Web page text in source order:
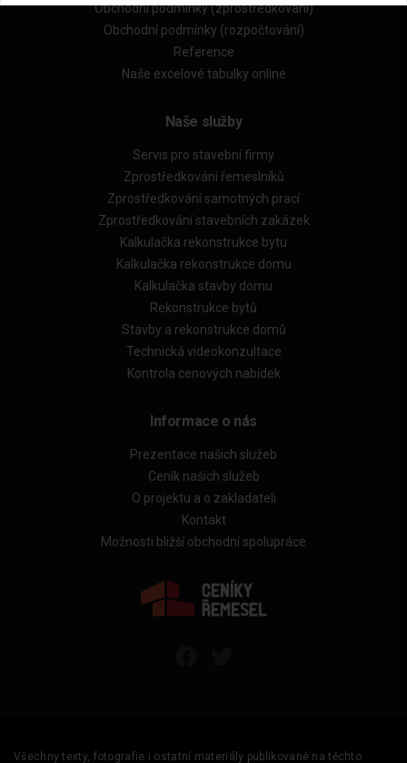
Obchodní podmínky (zprostředkování)
Obchodní podmínky (rozpočtování)
Reference
Naše excelové tabulky online
Naše služby
Servis pro stavební firmy
Zprostředkování řemeslníků
Zprostředkování samotných prací
Zprostředkování stavebních zakázek
Kalkulačka rekonstrukce bytu
Kalkulačka rekonstrukce domu
Kalkulačka stavby domu
Rekonstrukce bytů
Stavby a rekonstrukce domů
Technická videokonzultace
Kontrola cenových nabídek
Informace o nás
Prezentace našich služeb
Ceník našich služeb
O projektu a o zakladateli
Kontakt
Možnosti bližší obchodní spolupráce
Všechny texty, fotografie i ostatní materiály publikované na těchto